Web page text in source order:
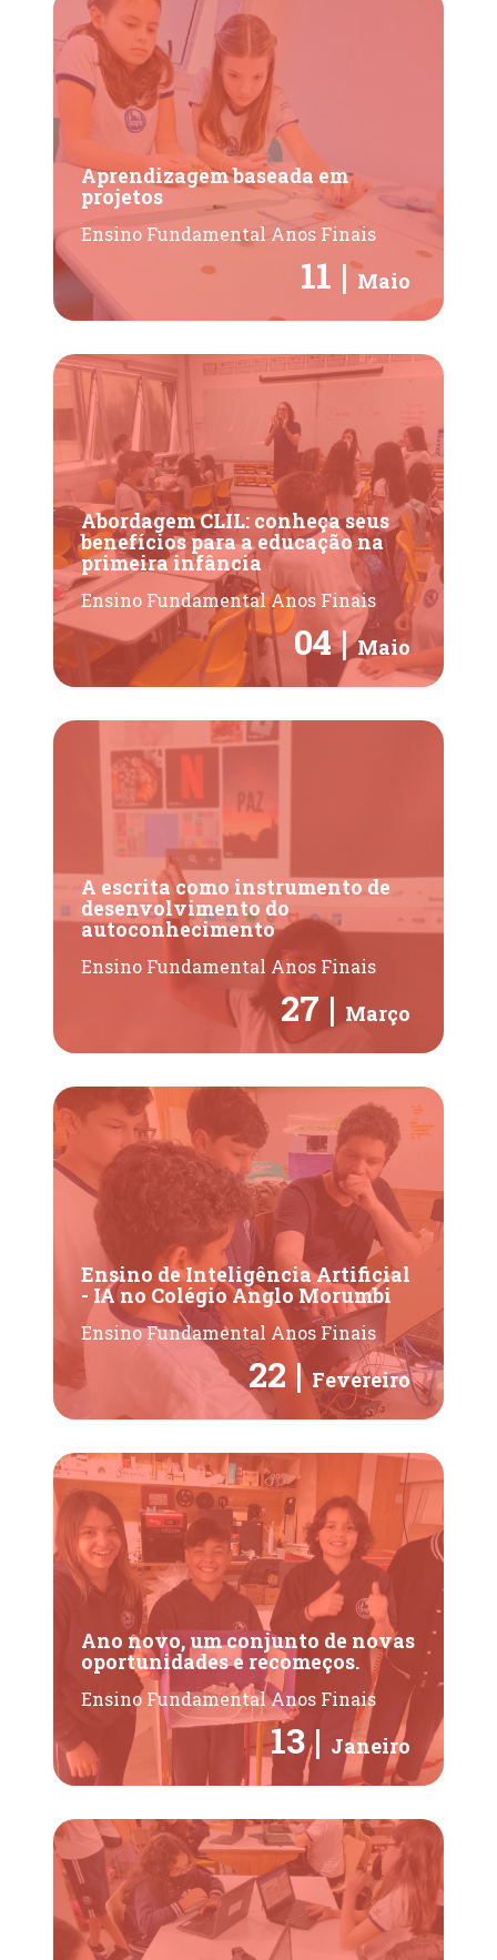
Aprendizagem baseada em
projetos
Ensino Fundamental Anos Finais
11 |Maio
Abordagem CLIL: conheça seus
benefícios para a educação na
primeira infância
Ensino Fundamental Anos Finais
04 |Maio
A escrita como instrumento de
desenvolvimento do
autoconhecimento
Ensino Fundamental Anos Finais
27 | Março
Ensino de Inteligência Artificial
- IA no Colégio Anglo Morumbi
Ensino Fundamental Anos Finais
22 |Fevereiro
Ano novo, um conjunto de novas
oportunidades e recomeços.
Ensino Fundamental Anos Finais
13 | Janeiro